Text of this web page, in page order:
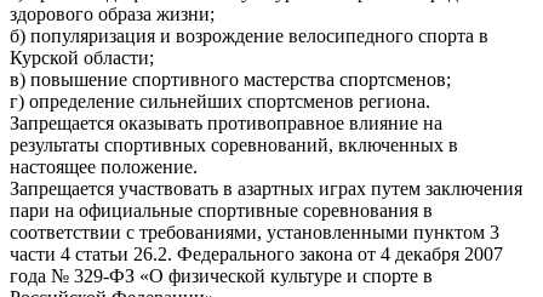
здорового образа жизни;
б) популяризация и возрождение велосипедного спорта в
Курской области;
в) повышение спортивного мастерства спортсменов;
г) определение сильнейших спортсменов региона.
Запрещается оказывать противоправное влияние на
результаты спортивных соревнований, включенных в
настоящее положение.
Запрещается участвовать в азартных играх путем заключения
пари на официальные спортивные соревнования в
соответствии с требованиями, установленными пунктом 3
части 4 статьи 26.2. Федерального закона от 4 декабря 2007
года № 329-ФЗ «О физической культуре и спорте в